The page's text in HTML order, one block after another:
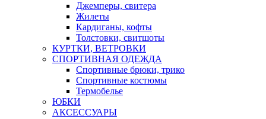
Джемперы, свитера
Жилеты
Кардиганы, кофты
Толстовки, свитшоты
КУРТКИ, ВЕТРОВКИ
СПОРТИВНАЯ ОДЕЖДА
Спортивные брюки, трико
Спортивные костюмы
Термобелье
ЮБКИ
AКСЕССУАРЫ